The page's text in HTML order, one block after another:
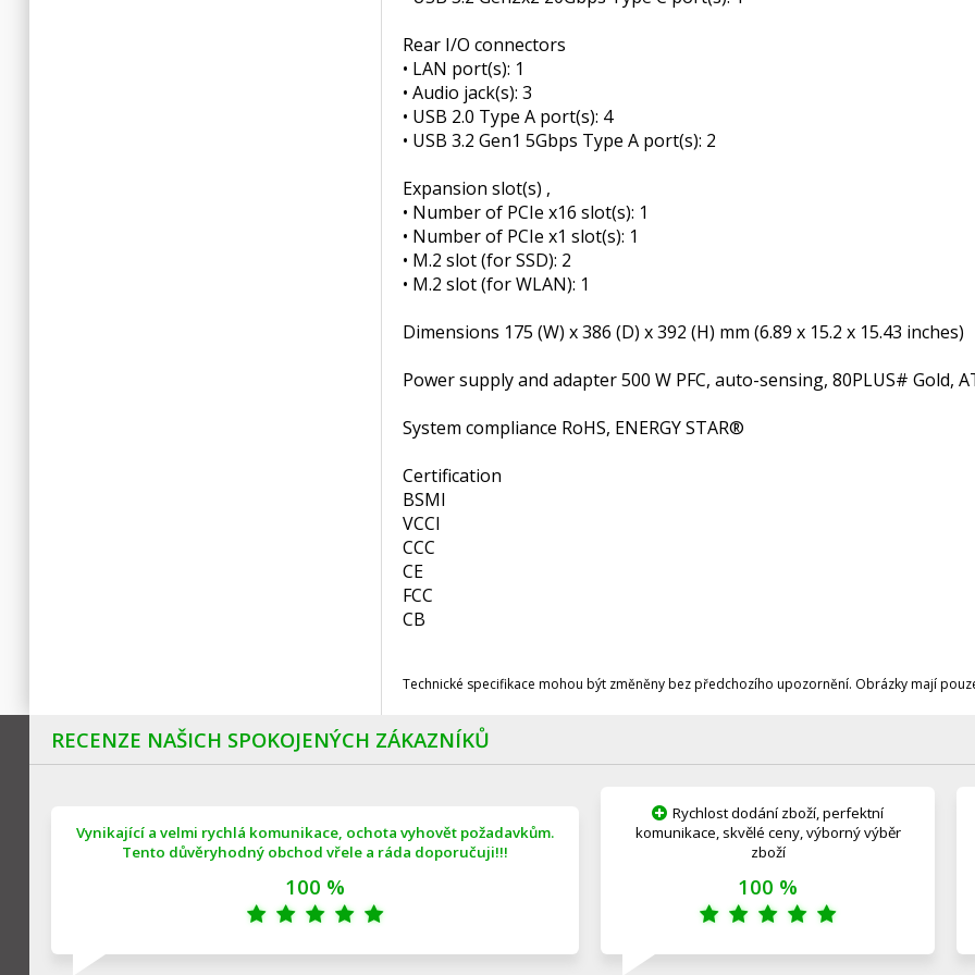
Rear I/O connectors
• LAN port(s): 1
• Audio jack(s): 3
• USB 2.0 Type A port(s): 4
• USB 3.2 Gen1 5Gbps Type A port(s): 2
Expansion slot(s) ,
• Number of PCIe x16 slot(s): 1
• Number of PCIe x1 slot(s): 1
• M.2 slot (for SSD): 2
• M.2 slot (for WLAN): 1
Dimensions 175 (W) x 386 (D) x 392 (H) mm (6.89 x 15.2 x 15.43 inches)
Power supply and adapter 500 W PFC, auto-sensing, 80PLUS# Gold,
System compliance RoHS, ENERGY STAR®
Certification
BSMI
VCCI
CCC
CE
FCC
CB
Technické specifikace mohou být změněny bez předchozího upozornění. Obrázky mají
RECENZE NAŠICH SPOKOJENÝCH ZÁKAZNÍKŮ
Vynikající a velmi rychlá komunikace, ochota vyhovět požadavkům.
Tento důvěryhodný obchod vřele a ráda doporučuji!!!
100 %
Rychlost dodání zboží, perfektní
komunikace, skvělé ceny, výborný výběr
zboží
100 %